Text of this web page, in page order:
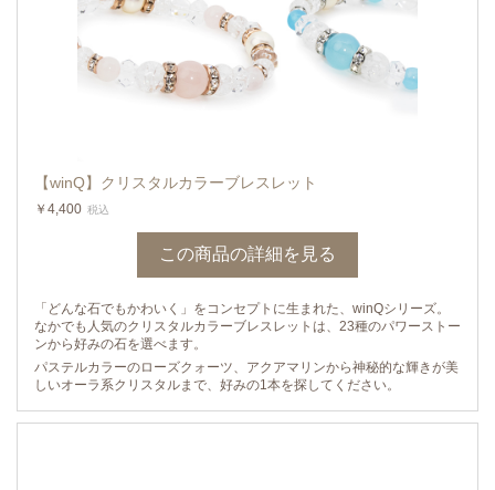
【winQ】クリスタルカラーブレスレット
￥4,400 税込
この商品の詳細を見る
「どんな石でもかわいく」をコンセプトに生まれた、winQシリーズ。
なかでも人気のクリスタルカラーブレスレットは、23種のパワーストー
ンから好みの石を選べます。
パステルカラーのローズクォーツ、アクアマリンから神秘的な輝きが美
しいオーラ系クリスタルまで、好みの1本を探してください。